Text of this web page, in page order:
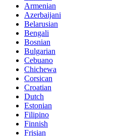
Armenian
Azerbaijani
Belarusian
Bengali
Bosnian
Bulgarian
Cebuano
Chichewa
Corsican
Croatian
Dutch
Estonian
Filipino
Finnish
Frisian